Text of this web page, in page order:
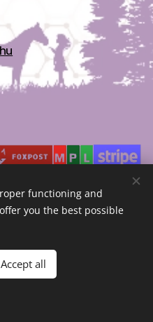
All rights reserved. Cookies
English
functioning and
you the best possible
Accept all